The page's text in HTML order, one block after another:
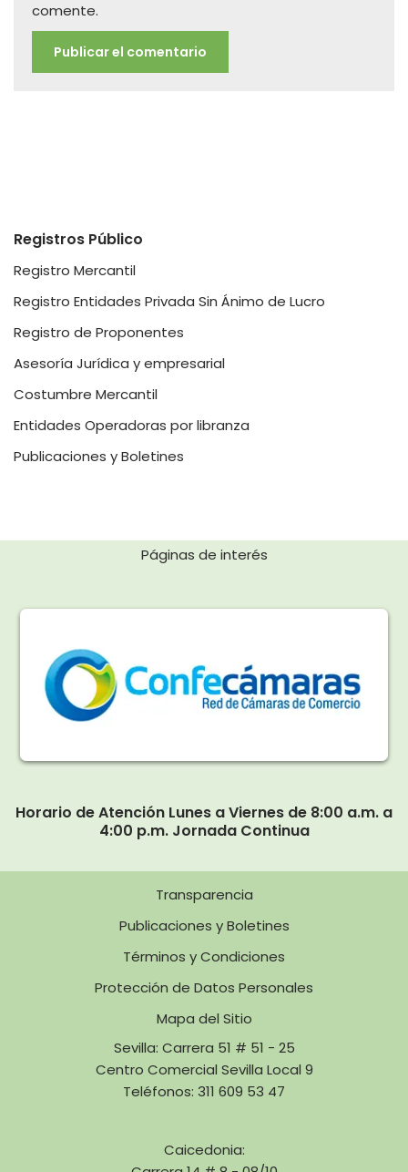
comente.
Registros Público
Registro Mercantil
Registro Entidades Privada Sin Ánimo de Lucro
Registro de Proponentes
Asesoría Jurídica y empresarial
Costumbre Mercantil
Entidades Operadoras por libranza
Publicaciones y Boletines
Páginas de interés
Horario de Atención Lunes a Viernes de 8:00 a.m. a
4:00 p.m. Jornada Continua
Transparencia
Publicaciones y Boletines
Términos y Condiciones
Protección de Datos Personales
Mapa del Sitio
Sevilla: Carrera 51 # 51 - 25
Centro Comercial Sevilla Local 9
Teléfonos: 311 609 53 47
Caicedonia: